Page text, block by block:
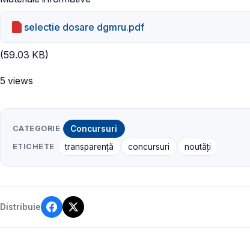
selectie dosare dgmru.pdf
(59.03 KB)
5 views
CATEGORIE Concursuri
ETICHETE transparență concursuri noutăți
Distribuie